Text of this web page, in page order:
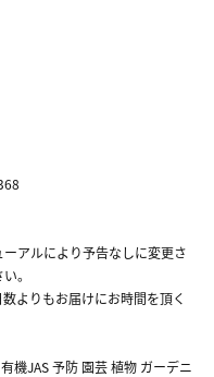
アルにより予告なしに変更さ
。
よりもお届けにお時間を頂く
機JAS 予防 園芸 植物 ガーデニ